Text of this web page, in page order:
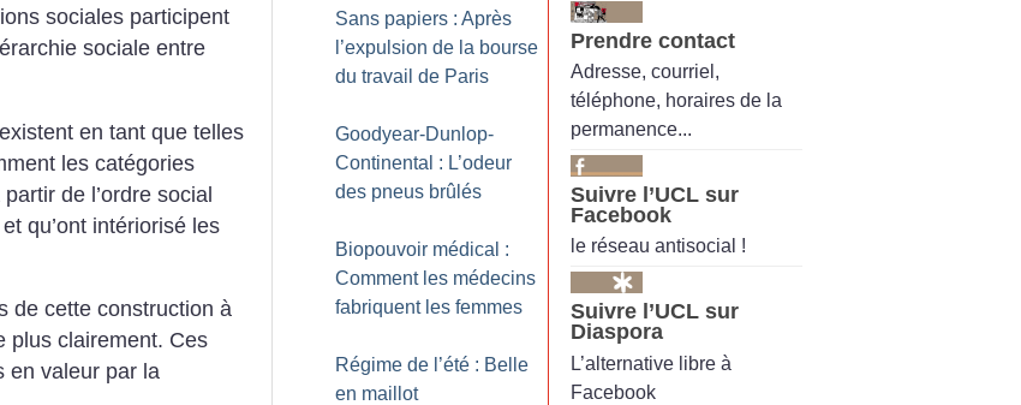
sociales participent
sociale entre
en tant que telles
les catégories
de l’ordre social
qu’ont intériorisé les
de cette construction à
plus clairement. Ces
en valeur par la
Sans papiers : Après
l’expulsion de la bourse
du travail de Paris
Goodyear-Dunlop-
Continental : L’odeur
des pneus brûlés
Biopouvoir médical :
Comment les médecins
fabriquent les femmes
Régime de l’été : Belle
en maillot
Prendre contact
Adresse, courriel,
téléphone, horaires de la
permanence...
Suivre l’UCL sur
Facebook
le réseau antisocial !
Suivre l’UCL sur
Diaspora
L’alternative libre à
Facebook